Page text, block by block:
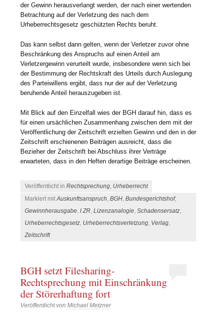
der Gewinn herausverlangt werden, der nach einer wertenden
Betrachtung auf der Verletzung des nach dem
Urheberrechtsgesetz geschützten Rechts beruht.
Das kann selbst dann gelten, wenn der Verletzer zuvor ohne
Beschränkung des Anspruchs auf einen Anteil am
Verletzergewinn verurteilt wurde, insbesondere wenn sich bei
der Bestimmung der Rechtskraft des Urteils durch Auslegung
des Parteiwillens ergibt, dass nur der auf der Verletzung
beruhende Anteil herauszugeben ist.
Mit Blick auf den Einzelfall wies der BGH darauf hin, dass es
für einen ursächlichen Zusammenhang zwischen dem mit der
Veröffentlichung der Zeitschrift erzielten Gewinn und den in der
Zeitschrift erschienenen Beiträgen ausreicht, dass die
Bezieher der Zeitschrift bei Abschluss ihrer Verträge
erwarteten, dass in den Heften derartige Beiträge erscheinen.
Veröffentlicht inRechtsprechung Urheberrecht
Markiert mitAuskunftsanspruch ,BGH ,Bundesgerichtshof,
Gewinnherausgabe ,I ZR ,Lizenzanalogie ,Schadensersatz
Urheberrechtsgesetz Urheberrechtsverletzung Verlag
Zeitschrift
BGH setzt Filesharing-
Rechtsprechung mit Einschränkung
der Störerhaftung fort
Veröffentlicht vonMichael Metzner